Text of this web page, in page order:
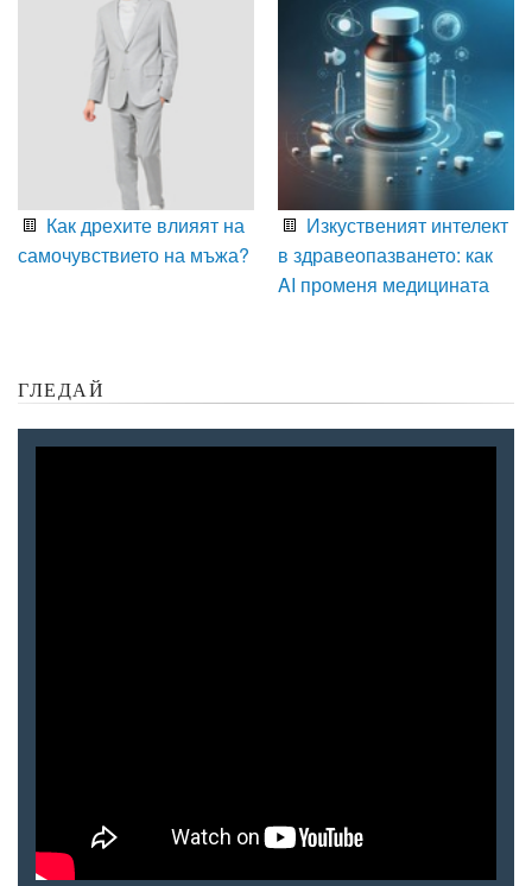
Как дрехите влияят на
самочувствието на мъжа?
Изкуственият интелект
в здравеопазването: как
AI променя медицината
ГЛЕДАЙ